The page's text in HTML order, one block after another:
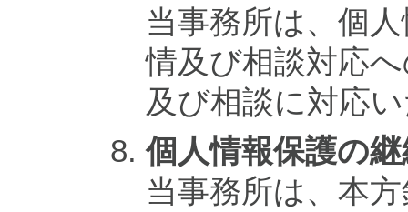
当事務所は、個
情及び相談対応
及び相談に対応
個人情報保護の
当事務所は、本